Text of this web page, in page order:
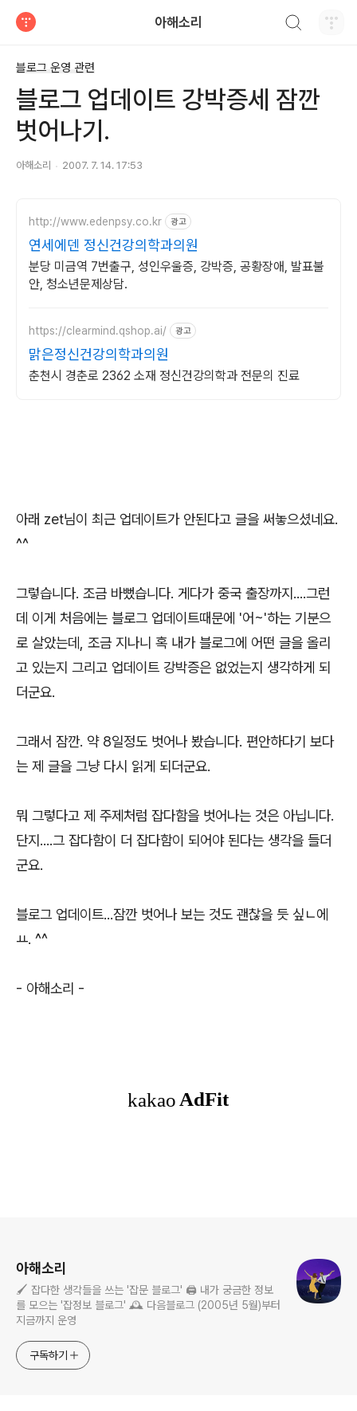
아해소리
블로그 운영 관련
블로그 업데이트 강박증세 잠깐
벗어나기.
아해소리 2007. 7. 14. 17:53
http://www.edenpsy.co.kr 광고
연세에덴 정신건강의학과의원
분당 미금역 7번출구, 성인우울증, 강박증, 공황장애, 발표불
안, 청소년문제상담.
https://clearmind.qshop.ai/ 광고
맑은정신건강의학과의원
춘천시 경춘로 2362 소재 정신건강의학과 전문의 진료
아래 zet님이 최근 업데이트가 안된다고 글을 써놓으셨네요.
^^
그렇습니다. 조금 바뻤습니다. 게다가 중국 출장까지....그런
데 이게 처음에는 블로그 업데이트때문에 '어~'하는 기분으
로 살았는데, 조금 지나니 혹 내가 블로그에 어떤 글을 올리
고 있는지 그리고 업데이트 강박증은 없었는지 생각하게 되
더군요.
그래서 잠깐. 약 8일정도 벗어나 봤습니다. 편안하다기 보다
는 제 글을 그냥 다시 읽게 되더군요.
뭐 그렇다고 제 주제처럼 잡다함을 벗어나는 것은 아닙니다.
단지....그 잡다함이 더 잡다함이 되어야 된다는 생각을 들더
군요.
블로그 업데이트...잠깐 벗어나 보는 것도 괜찮을 듯 싶ㄴ에
ㅛ. ^^
- 아해소리 -
아해소리
🖌️ 잡다한 생각들을 쓰는 '잡문 블로그' 🖨️ 내가 궁금한 정보
를 모으는 '잡정보 블로그' 🕰️ 다음블로그 (2005년 5월)부터
지금까지 운영
구독하기